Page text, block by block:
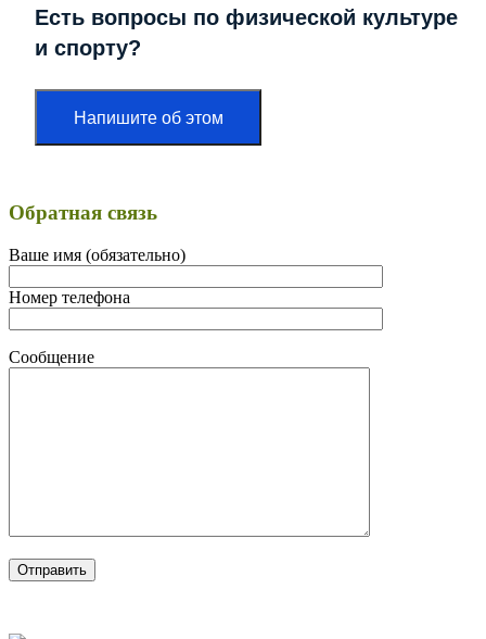
Есть вопросы по физической культуре
и спорту?
Напишите об этом
Обратная связь
Ваше имя (обязательно)
Номер телефона
Сообщение